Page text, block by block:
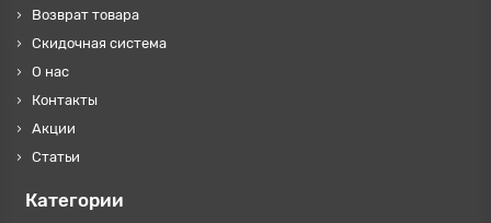
Возврат товара
Скидочная система
О нас
Контакты
Акции
Статьи
Категории